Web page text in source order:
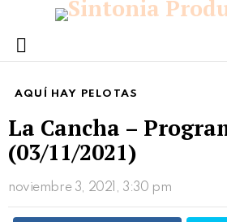
Menu
AQUÍ HAY PELOTAS
La Cancha –
(03/11/2021)
noviembre 3, 2021, 3:30 pm